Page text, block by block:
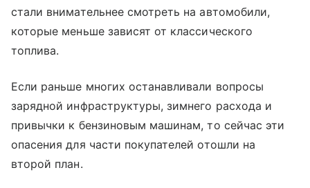
стали внимательнее смотреть на автомобили,
которые меньше зависят от классического
топлива.
Если раньше многих останавливали вопросы
зарядной инфраструктуры, зимнего расхода и
привычки к бензиновым машинам, то сейчас эти
опасения для части покупателей отошли на
второй план.